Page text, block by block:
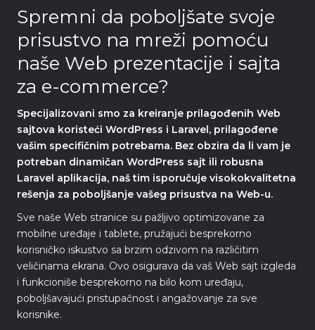
Spremni da poboljšate svoje
prisustvo na mreži pomoću
naše Web prezentacije i sajta
za e-commerce?
Specijalizovani smo za kreiranje prilagođenih Web
sajtova koristeći WordPress i Laravel, prilagođene
vašim specifičnim potrebama. Bez obzira da li vam je
potreban dinamičan WordPress sajt ili robusna
Laravel aplikacija, naš tim isporučuje visokokvalitetna
rešenja za poboljšanje vašeg prisustva na Web-u.
Sve naše Web stranice su pažljivo optimizovane za
mobilne uređaje i tablete, pružajući besprekorno
korisničko iskustvo sa brzim odzivom na različitim
veličinama ekrana. Ovo osigurava da vaš Web sajt izgleda
i funkcioniše besprekorno na bilo kom uređaju,
poboljšavajući pristupačnost i angažovanje za sve
korisnike.